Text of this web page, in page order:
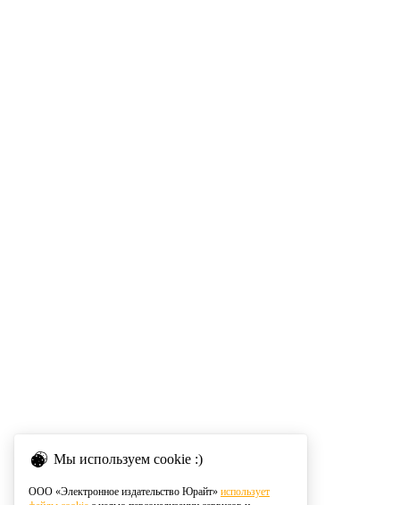
Мы используем cookie :)
ООО «Электронное издательство Юрайт» использует